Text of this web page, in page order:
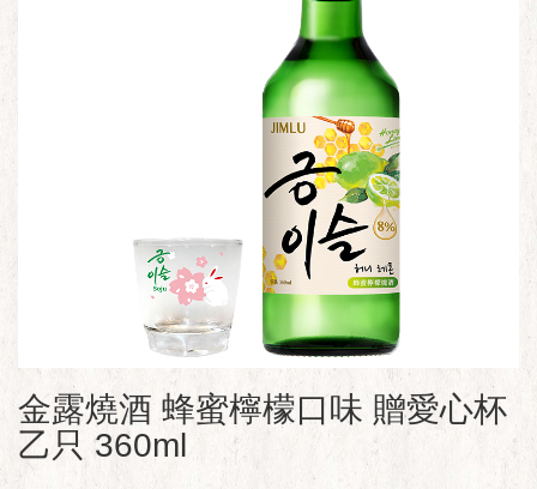
金露燒酒 蜂蜜檸檬口味 贈愛心杯
乙只 360ml